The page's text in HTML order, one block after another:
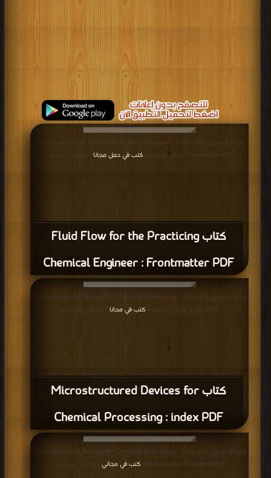
كتاب Fluid Flow for the Practicing
Chemical Engineer : Frontmatter PDF
قراءة و تحميل كتاب كتاب Fluid Flow for the Practicing Chemical Engineer :
Frontmatter PDF مجانا | مكتبة >
كتب في حمل مجانا | التحميل : مرة/مرات
كتاب Microstructured Devices for
Chemical Processing : index PDF
قراءة و تحميل كتاب كتاب Microstructured Devices for Chemical Processing :
index PDF مجانا | مكتبة >
كتب في مجانا | التحميل : مرة/مرات
قراءة و تحميل كتاب كتاب Microstructured Devices for Chemical Processing :
Chapter 8 PDF مجانا | مكتبة >
كتب في مجاني | التحميل : مرة/مرات